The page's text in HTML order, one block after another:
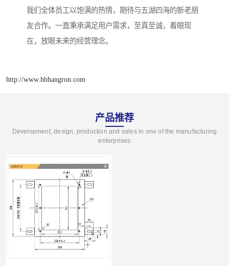
我们全体员工以饱满的热情，期待与五湖四海的新老朋
友合作。一直秉承满足用户需求，至真至诚，着眼现
在，放眼未来的经营理念。
http://www.hbhangron.com
产品推荐
Development, design, production and sales in one of the manufacturing
enterprises